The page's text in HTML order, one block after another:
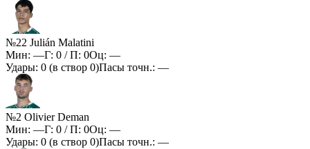
№22 Julián Malatini
Мин: —Г: 0 / П: 0Оц: —
Удары: 0 (в створ 0)Пасы точн.: —
№2 Olivier Deman
Мин: —Г: 0 / П: 0Оц: —
Удары: 0 (в створ 0)Пасы точн.: —